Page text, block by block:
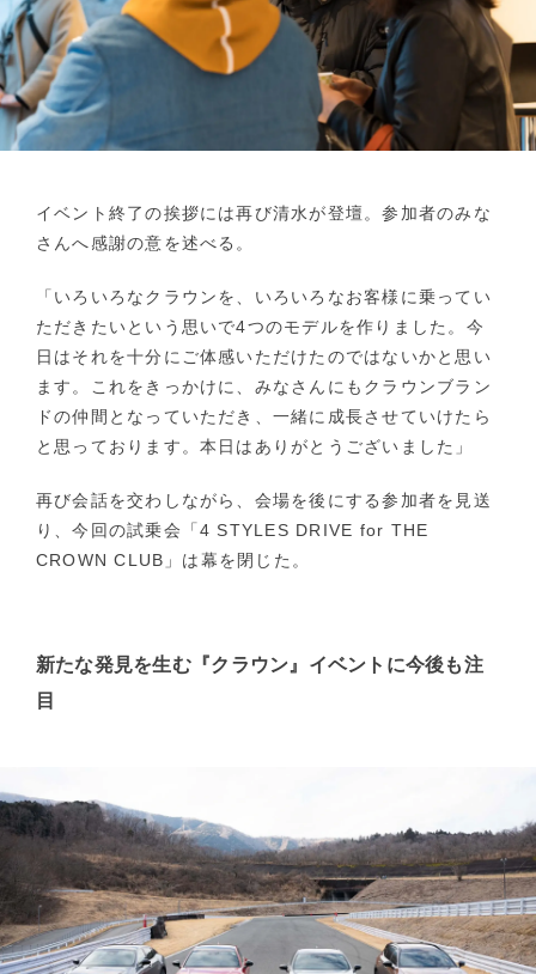
イベント終了の挨拶には再び清水が登壇。参加者のみな
さんへ感謝の意を述べる。
「いろいろなクラウンを、いろいろなお客様に乗ってい
ただきたいという思いで4つのモデルを作りました。今
日はそれを十分にご体感いただけたのではないかと思い
ます。これをきっかけに、みなさんにもクラウンブラン
ドの仲間となっていただき、一緒に成長させていけたら
と思っております。本日はありがとうございました」
再び会話を交わしながら、会場を後にする参加者を見送
り、今回の試乗会「4 STYLES DRIVE for THE
CROWN CLUB」は幕を閉じた。
新たな発見を生む『クラウン』イベントに今後も注
目